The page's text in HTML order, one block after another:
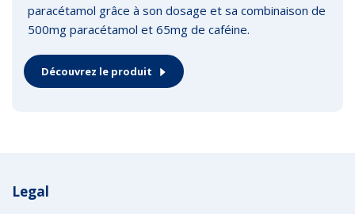
paracétamol grâce à son dosage et sa combinaison de
500mg paracétamol et 65mg de caféine.
Découvrez le produit
Legal